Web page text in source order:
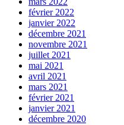
février 2022
janvier 2022
décembre 2021
novembre 2021
juillet 2021
mai 2021
avril 2021
mars 2021
février 2021
janvier 2021
décembre 2020